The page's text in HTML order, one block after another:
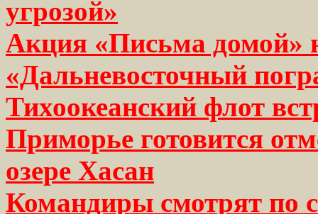
угрозой»
Акция «Письма домой»
«Дальневосточный
Тихоокеанский флот
Приморье готовится
озере Хасан
Командиры смотрят по